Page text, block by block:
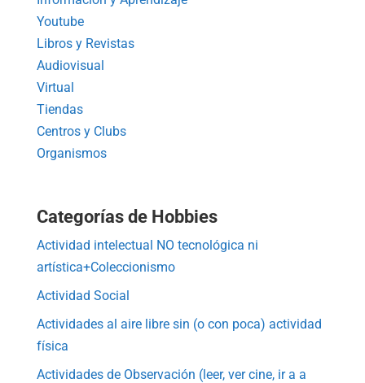
Youtube
Libros y Revistas
Audiovisual
Virtual
Tiendas
Centros y Clubs
Organismos
Categorías de Hobbies
Actividad intelectual NO tecnológica ni
artística+Coleccionismo
Actividad Social
Actividades al aire libre sin (o con poca) actividad
física
Actividades de Observación (leer, ver cine, ir a a